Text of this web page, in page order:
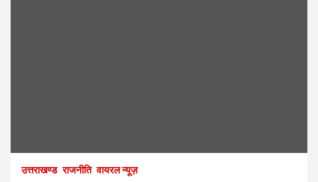
उत्तराखण्ड राजनीति वायरल न्यूज़